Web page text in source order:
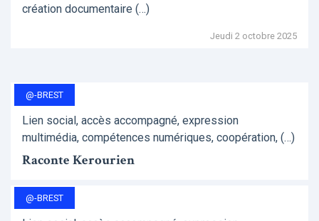
création documentaire (…)
Jeudi 2 octobre 2025
@-BREST
Lien social, accès accompagné, expression
multimédia, compétences numériques, coopération, (…)
Raconte Kerourien
@-BREST